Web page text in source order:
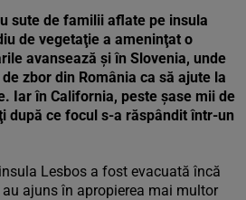
sute de familii aflate pe insula
de vegetaţie a ameninţat o
avansează şi în Slovenia, unde
zbor din România ca să ajute la
Iar în California, peste şase mii de
după ce focul s-a răspândit într-un
Lesbos a fost evacuată încă
ajuns în apropierea mai multor